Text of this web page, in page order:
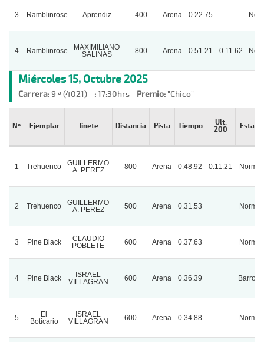
3 Ramblinrose Aprendiz 400 Arena 0.22.75
4 Ramblinrose
MAXIMILIANO
SALINAS
800 Arena 0.51.21 0.11.62
Miércoles 15, Octubre 2025
Carrera:9 ª (4021) - :17:30hrs - Premio: "Chico"
Nº Ejemplar Jinete Distancia Pista Tiempo
Ult.
200
Estado
1 Trehuenco
GUILLERMO
A. PEREZ
800 Arena 0.48.92 0.11.21 Normal
2 Trehuenco
GUILLERMO
A. PEREZ
500 Arena 0.31.53 Normal
3 Pine Black
CLAUDIO
POBLETE
600 Arena 0.37.63 Normal
4 Pine Black
ISRAEL
VILLAGRAN
600 Arena 0.36.39 Barrosa
5
El
Boticario
ISRAEL
VILLAGRAN
600 Arena 0.34.88 Normal